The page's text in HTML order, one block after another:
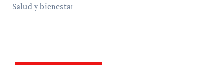
Salud y bienestar